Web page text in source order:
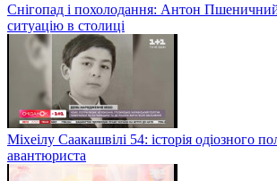
Снігопад і похолодання: Антон
ситуацію в столиці
Міхеілу Саакашвілі 54: історія одіозного
авантюриста